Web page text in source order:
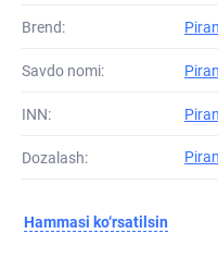
Brend:
Savdo nomi:
INN:
Dozalash:
Hammasi ko‘rsatilsin